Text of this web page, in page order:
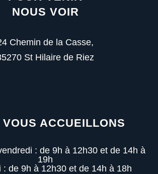
NOUS VOIR
Chemin de la Casse,
St Hilaire de Riez
VOUS ACCUEILLONS
: de 9h à 12h30 et de 14h à
19h
: de 9h à 12h30 et de 14h à 18h